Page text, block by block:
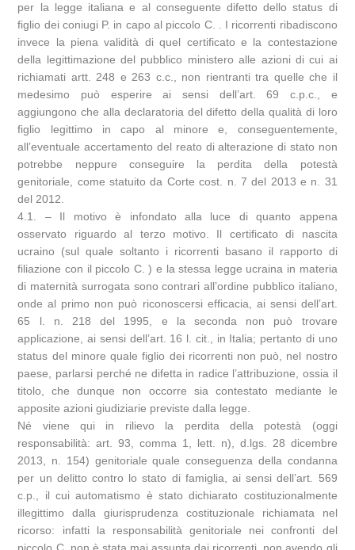
per la legge italiana e al conseguente difetto dello status di
figlio dei coniugi P. in capo al piccolo C. . I ricorrenti ribadiscono
invece la piena validità di quel certificato e la contestazione
della legittimazione del pubblico ministero alle azioni di cui ai
richiamati artt. 248 e 263 c.c., non rientranti tra quelle che il
medesimo può esperire ai sensi dell’art. 69 c.p.c., e
aggiungono che alla declaratoria del difetto della qualità di loro
figlio legittimo in capo al minore e, conseguentemente,
all’eventuale accertamento del reato di alterazione di stato non
potrebbe neppure conseguire la perdita della potestà
genitoriale, come statuito da Corte cost. n. 7 del 2013 e n. 31
del 2012.
4.1. – Il motivo è infondato alla luce di quanto appena
osservato riguardo al terzo motivo. Il certificato di nascita
ucraino (sul quale soltanto i ricorrenti basano il rapporto di
filiazione con il piccolo C. ) e la stessa legge ucraina in materia
di maternità surrogata sono contrari all’ordine pubblico italiano,
onde al primo non può riconoscersi efficacia, ai sensi dell’art.
65 l. n. 218 del 1995, e la seconda non può trovare
applicazione, ai sensi dell’art. 16 l. cit., in Italia; pertanto di uno
status del minore quale figlio dei ricorrenti non può, nel nostro
paese, parlarsi perché ne difetta in radice l’attribuzione, ossia il
titolo, che dunque non occorre sia contestato mediante le
apposite azioni giudiziarie previste dalla legge.
Né viene qui in rilievo la perdita della potestà (oggi
responsabilità: art. 93, comma 1, lett. n), d.lgs. 28 dicembre
2013, n. 154) genitoriale quale conseguenza della condanna
per un delitto contro lo stato di famiglia, ai sensi dell’art. 569
c.p., il cui automatismo è stato dichiarato costituzionalmente
illegittimo dalla giurisprudenza costituzionale richiamata nel
ricorso: infatti la responsabilità genitoriale nei confronti del